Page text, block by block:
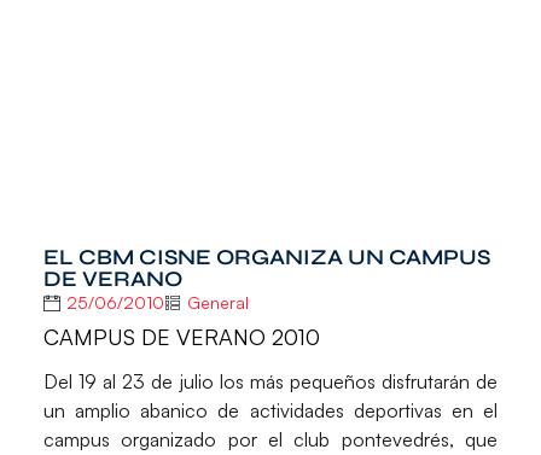
EL CBM CISNE ORGANIZA UN CAMPUS
DE VERANO
25/06/2010 General
CAMPUS DE VERANO 2010
Del 19 al 23 de julio los más pequeños disfrutarán de
un amplio abanico de actividades deportivas en el
campus organizado por el club pontevedrés, que